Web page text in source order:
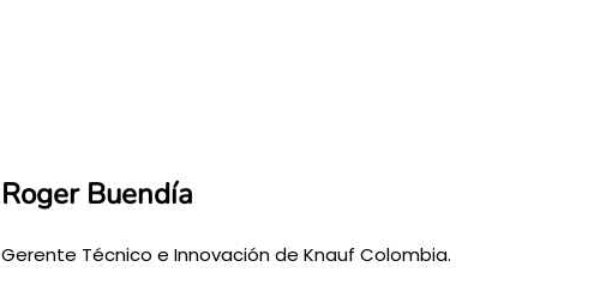
Roger Buendía
Gerente Técnico e Innovación de Knauf Colombia.